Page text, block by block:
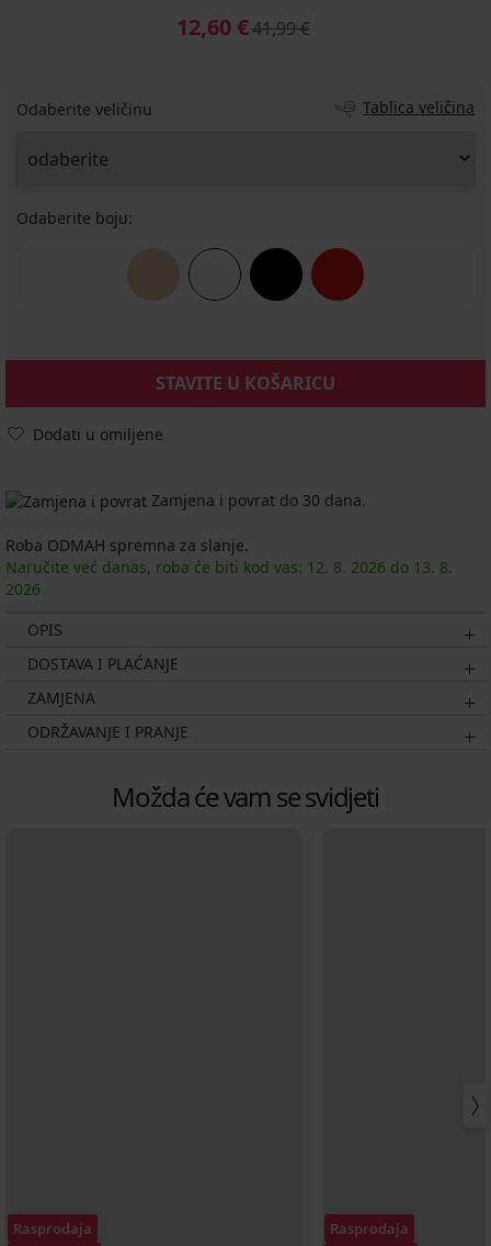
12,60 €41,99 €
Odaberite veličinu Tablica veličina
Odaberite boju:
STAVITE U KOŠARICU
Dodati u omiljene
Zamjena i povrat do 30 dana.
Roba ODMAH spremna za slanje.
Naručite već danas, roba će biti kod vas: 12. 8. 2026 do 13. 8.
2026
OPIS
DOSTAVA I PLAĆANJE
ZAMJENA
ODRŽAVANJE I PRANJE
Možda će vam se svidjeti
Rasprodaja
Rasprodaja